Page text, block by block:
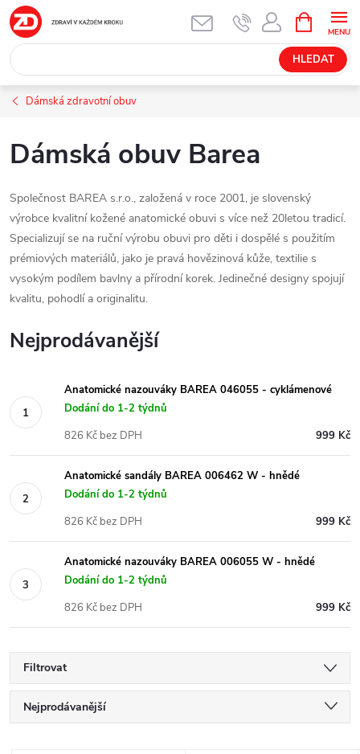
Přejít
na
obsah
HLEDAT
NÁKUPNÍ
KOŠÍK
Dámská zdravotní obuv
Dámská obuv Barea
Společnost BAREA s.r.o., založená v roce 2001, je slovenský
výrobce kvalitní kožené anatomické obuvi s více než 20letou tradicí.
Specializují se na ruční výrobu obuvi pro děti i dospělé s použitím
prémiových materiálů, jako je pravá hovězinová kůže, textilie s
vysokým podílem bavlny a přírodní korek. Jedinečné designy spojují
kvalitu, pohodlí a originalitu.
Nejprodávanější
Anatomické nazouváky BAREA 046055 - cyklámenové
Dodání do 1-2 týdnů
999 Kč
826 Kč bez DPH
Anatomické sandály BAREA 006462 W - hnědé
Dodání do 1-2 týdnů
999 Kč
826 Kč bez DPH
Anatomické nazouváky BAREA 006055 W - hnědé
Dodání do 1-2 týdnů
999 Kč
826 Kč bez DPH
Filtrovat
Ř
Nejprodávanější